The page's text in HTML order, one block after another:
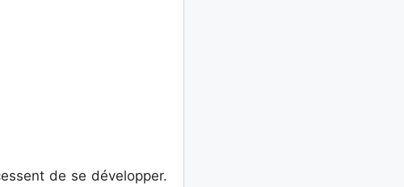
de se développer.